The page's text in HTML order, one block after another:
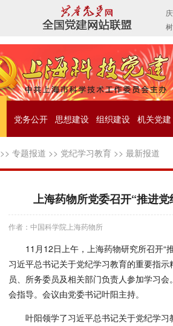
党务公开 思想建设 组织建设 机关党建
>> 专题报道 >> 党纪学习教育 >> 最新报道
上海药物所党委召开“推进
作者：中国科学院上海药物所
11月12日上午，上海药物研究所召开“
习近平总书记关于党纪学习教育的重要指
员、所务委员及相关部门负责人参加学习
会指导。会议由党委书记叶阳主持。
叶阳领学了习近平总书记关于党纪学